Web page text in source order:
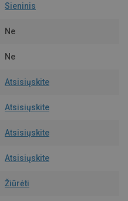
Sieninis
Ne
Ne
Atsisiųskite
Atsisiųskite
Atsisiųskite
Atsisiųskite
Žiūrėti